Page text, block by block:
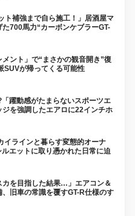
ト補強まで自ら施工！」居酒屋マ
た700馬力“カーボンケブラーGT-
ント」で“まさかの観音開き”復
SUVが帰ってくる可能性
躍動感がたまらないスポーツエ
ジを強調したエアロに22インチホ
イラインと暮らす変態的オーナ
エットに取り憑かれた日常に迫
カを目指した結果…」エアコン＆
、旧車の常識を覆すGT-R仕様のす